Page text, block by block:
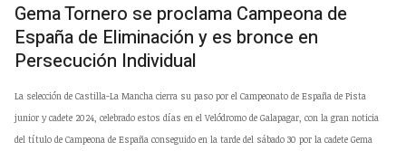
Gema Tornero se proclama Campeona de
España de Eliminación y es bronce en
Persecución Individual
La selección de Castilla-La Mancha cierra su paso por el Campeonato de España de Pista
junior y cadete 2024, celebrado estos días en el Velódromo de Galapagar, con la gran noticia
del título de Campeona de España conseguido en la tarde del sábado 30 por la cadete Gema